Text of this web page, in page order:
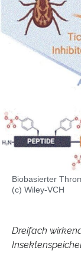
Biobasierter
(c) Wiley-VCH
Dreifach